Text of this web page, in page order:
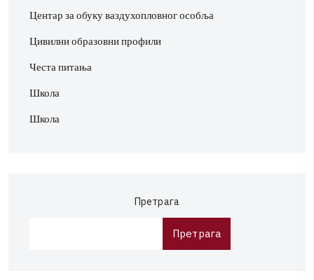
Центар за обуку ваздухопловног особља
Цивилни образовни профили
Честа питања
Школа
Школа
Претрага
Претрага